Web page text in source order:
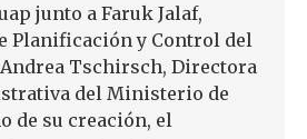
junto a Faruk Jalaf,
Planificación y Control del
Tschirsch, Directora
del Ministerio de
de su creación, el